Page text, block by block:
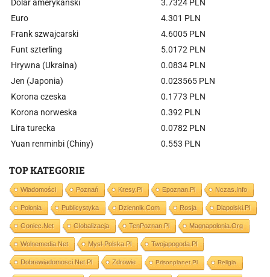
Dolar amerykański
3.7324 PLN
Euro
4.301 PLN
Frank szwajcarski
4.6005 PLN
Funt szterling
5.0172 PLN
Hrywna (Ukraina)
0.0834 PLN
Jen (Japonia)
0.023565 PLN
Korona czeska
0.1773 PLN
Korona norweska
0.392 PLN
Lira turecka
0.0782 PLN
Yuan renminbi (Chiny)
0.553 PLN
TOP KATEGORIE
Wiadomości Poznań Kresy.pl Epoznan.pl Nczas.info
Polonia Publicystyka Dziennik.com Rosja Dlapolski.pl
Goniec.net Globalizacja TenPoznan.pl Magnapolonia.org
Wolnemedia.net Mysl-Polska.pl Twojapogoda.pl
Dobrewiadomosci.net.pl Zdrowie Prisonplanet.pl Religia